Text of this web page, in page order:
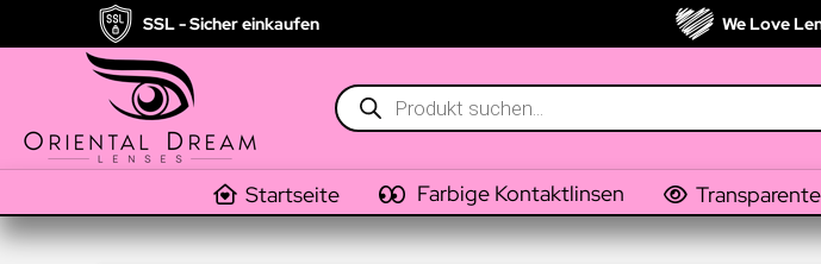
SSL - Sicher einkaufen We Love
Products
search
Startseite Farbige Kontaktlinsen